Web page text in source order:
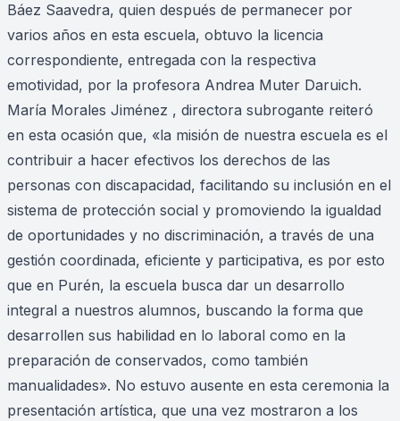
Báez Saavedra, quien después de permanecer por
varios años en esta escuela, obtuvo la licencia
correspondiente, entregada con la respectiva
emotividad, por la profesora Andrea Muter Daruich.
María Morales Jiménez , directora subrogante reiteró
en esta ocasión que, «la misión de nuestra escuela es el
contribuir a hacer efectivos los derechos de las
personas con discapacidad, facilitando su inclusión en el
sistema de protección social y promoviendo la igualdad
de oportunidades y no discriminación, a través de una
gestión coordinada, eficiente y participativa, es por esto
que en Purén, la escuela busca dar un desarrollo
integral a nuestros alumnos, buscando la forma que
desarrollen sus habilidad en lo laboral como en la
preparación de conservados, como también
manualidades». No estuvo ausente en esta ceremonia la
presentación artística, que una vez mostraron a los